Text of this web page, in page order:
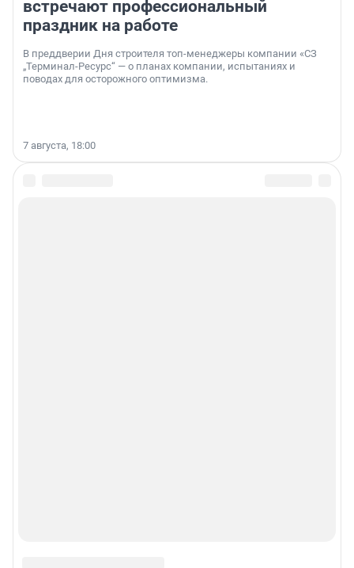
встречают профессиональный
праздник на работе
В преддверии Дня строителя топ-менеджеры компании «СЗ
„Терминал-Ресурс“ — о планах компании, испытаниях и
поводах для осторожного оптимизма.
7 августа, 18:00